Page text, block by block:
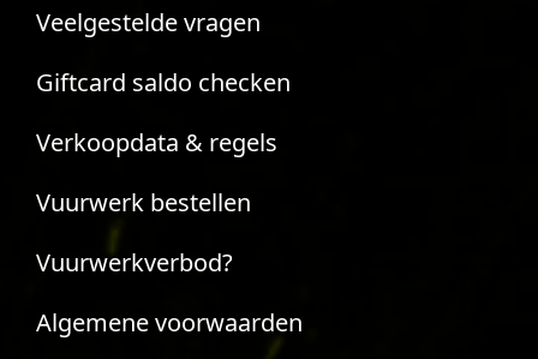
Veelgestelde vragen
Giftcard saldo checken
Verkoopdata & regels
Vuurwerk bestellen
Vuurwerkverbod?
Algemene voorwaarden